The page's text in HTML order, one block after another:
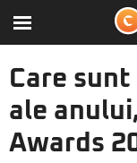
Care
ale
Awards